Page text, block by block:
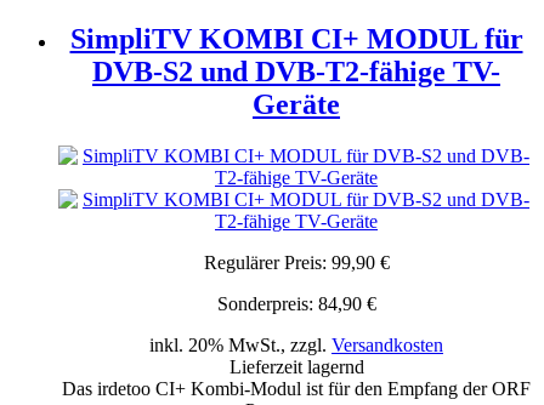
SimpliTV KOMBI CI+ MODUL für
DVB-S2 und DVB-T2-fähige TV-
Geräte
Regulärer Preis: 99,90 €
Sonderpreis: 84,90 €
inkl. 20% MwSt., zzgl. Versandkosten
Lieferzeit lagernd
Das irdetoo CI+ Kombi-Modul ist für den Empfang der ORF